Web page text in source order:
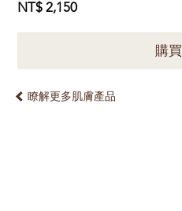
NT$ 2,150
購買
瞭解更多肌膚產品